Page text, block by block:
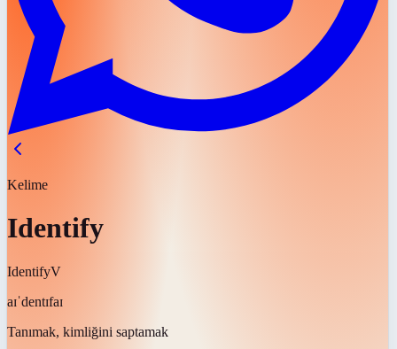
Kelime
Identify
IdentifyV
aɪˈdentɪfaɪ
Tanımak, kimliğini saptamak